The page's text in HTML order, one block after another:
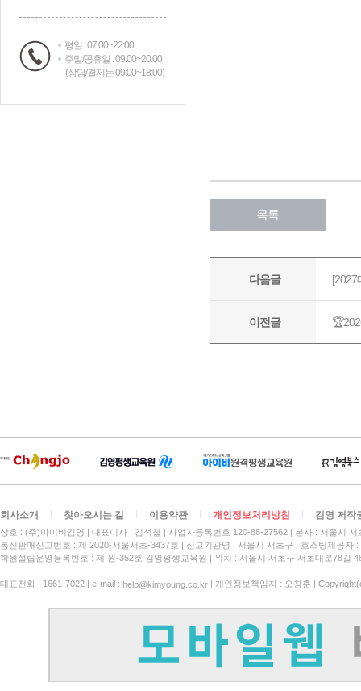
평일 : 07:00~22:00
주말/공휴일 : 09:00~20:00
(상담/결제는 09:00~18:00)
회사소개 찾아오시는 길 이용약관 개인정보처리방침 김영 저작
상호 : (주)아이비김영 대표이사 : 김석철 사업자등록번호 120-88-27562
본사 : 서울시
통신판매신고번호 : 제 2020-서울서초-3437호
신고기관명 : 서울시 서초구
호스팅제공자
학원설립운영등록번호 : 제 원-352호 김영평생교육원 | 위치 : 서울시 서초구 서초대로78길
대표전화 : 1661-7022 | e-mail : help@kimyoung.co.kr | 개인정보책임자 : 오창훈 |